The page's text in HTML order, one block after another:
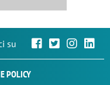
su
POLICY